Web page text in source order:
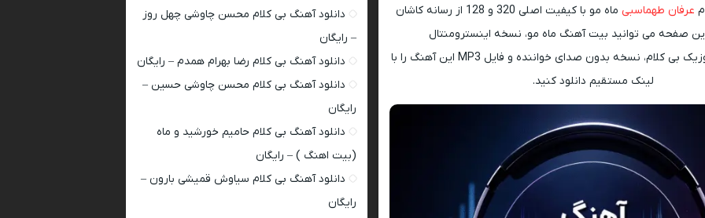
عرفان طهماسبی
ماه مو با کیفیت اصلی 320 و 128 از رسانه کاشان
صفحه می توانید بیت آهنگ ماه مو، نسخه اینسترومنتال
(Instrumental)، موزیک بی کلام، نسخه بدون صدای خواننده و فایل MP3 این آهنگ را با
لینک مستقیم دانلود کنید.
دانلود آهنگ بی کلام محسن چاوشی چهل روز
– رایگان
دانلود آهنگ بی کلام رضا بهرام همدم – رایگان
دانلود آهنگ بی کلام محسن چاوشی حسین –
رایگان
دانلود آهنگ بی کلام حامیم خورشید و ماه
(بیت اهنگ ) – رایگان
دانلود آهنگ بی کلام سیاوش قمیشی بارون –
رایگان